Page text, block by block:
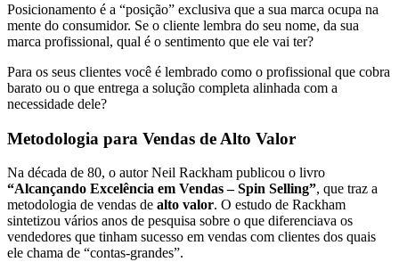
Posicionamento é a “posição” exclusiva que a sua marca ocupa na
mente do consumidor. Se o cliente lembra do seu nome, da sua
marca profissional, qual é o sentimento que ele vai ter?
Para os seus clientes você é lembrado como o profissional que cobra
barato ou o que entrega a solução completa alinhada com a
necessidade dele?
Metodologia para Vendas de Alto Valor
Na década de 80, o autor Neil Rackham publicou o livro
“Alcançando Excelência em Vendas – Spin Selling”, que traz a
metodologia de vendas de alto valor. O estudo de Rackham
sintetizou vários anos de pesquisa sobre o que diferenciava os
vendedores que tinham sucesso em vendas com clientes dos quais
ele chama de “contas-grandes”.